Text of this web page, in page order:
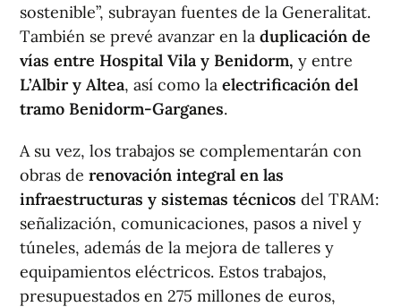
sostenible”, subrayan fuentes de la Generalitat.
También se prevé avanzar en la duplicación de
vías entre Hospital Vila y Benidorm, y entre
L’Albir y Altea, así como la electrificación del
tramo Benidorm-Garganes.
A su vez, los trabajos se complementarán con
obras de renovación integral en las
infraestructuras y sistemas técnicos del TRAM:
señalización, comunicaciones, pasos a nivel y
túneles, además de la mejora de talleres y
equipamientos eléctricos. Estos trabajos,
presupuestados en 275 millones de euros,